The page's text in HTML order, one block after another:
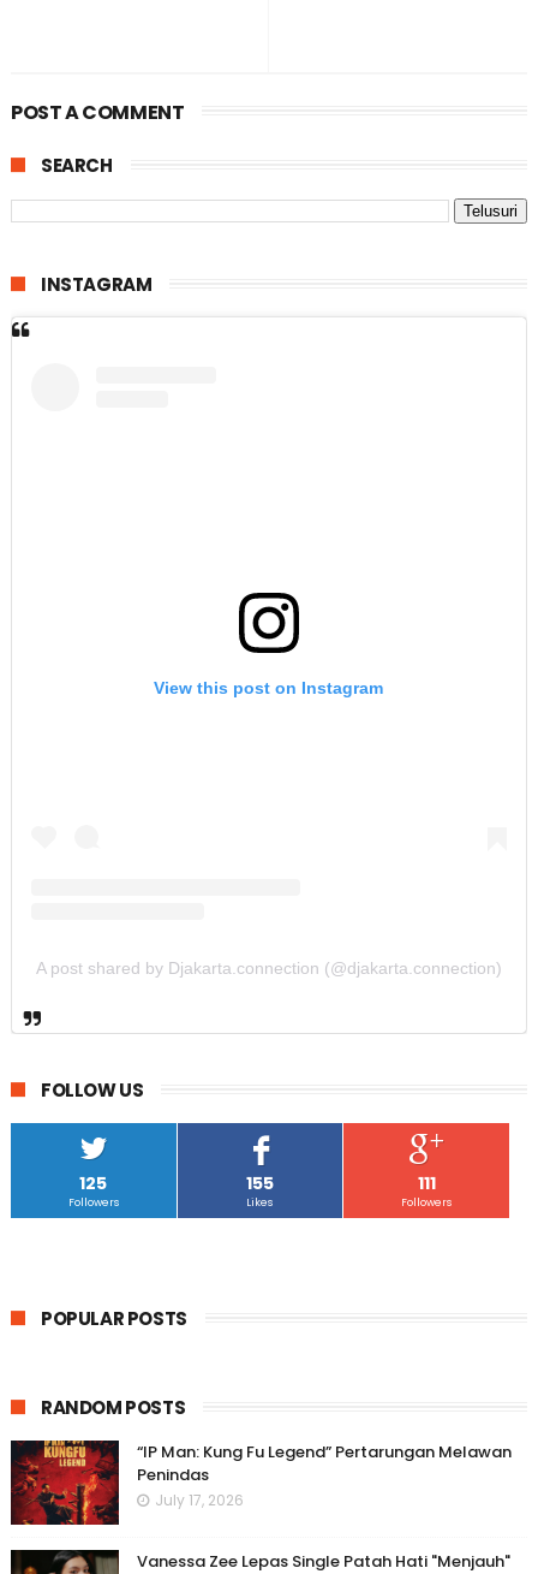
POST A COMMENT
SEARCH
INSTAGRAM
View this post on Instagram
A post shared by Djakarta.connection (@djakarta.connection)
FOLLOW US
125
Followers
155
Likes
111
Followers
POPULAR POSTS
RANDOM POSTS
“IP Man: Kung Fu Legend” Pertarungan Melawan
Penindas
July 17, 2026
Vanessa Zee Lepas Single Patah Hati "Menjauh"